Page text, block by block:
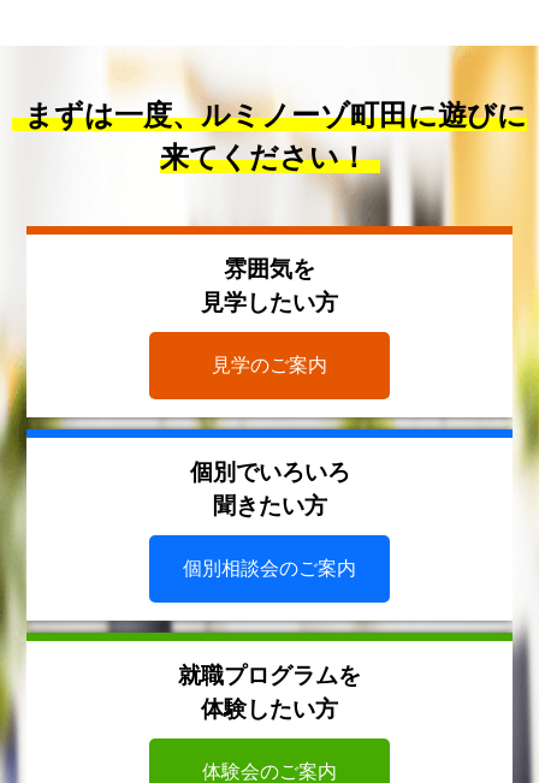
まずは一度、ルミノーゾ町田に遊びに
来てください！
雰囲気を
見学したい方
見学のご案内
個別でいろいろ
聞きたい方
個別相談会のご案内
就職プログラムを
体験したい方
体験会のご案内